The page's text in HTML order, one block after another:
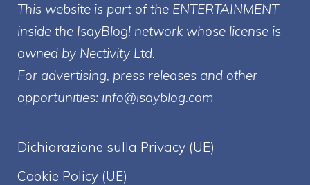
This website is part of the ENTERTAINMENT
inside the IsayBlog! network whose license is
owned by Nectivity Ltd.
For advertising, press releases and other
opportunities: info@isayblog.com
Dichiarazione sulla Privacy (UE)
Cookie Policy (UE)